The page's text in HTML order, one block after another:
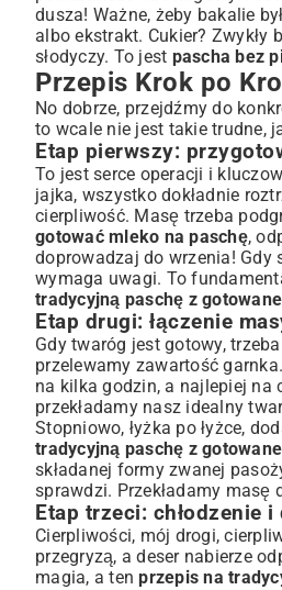
dusza! Ważne, żeby bakalie
albo ekstrakt. Cukier?
słodyczy. To jest pascha bez
Przepis Krok po
No dobrze, przejdźmy do
to wcale nie jest takie trudne,
Etap pierwszy:
To jest serce operacji i
jajka, wszystko dokładnie
cierpliwość. Masę trzeba
gotować mleko na paschę,
doprowadzaj do wrzenia! Gdy
wymaga uwagi. To
tradycyjną paschę z
Etap drugi: łączenie
Gdy twaróg jest gotowy,
przelewamy zawartość
na kilka godzin, a najlepiej na
przekładamy nasz idealny
Stopniowo, łyżka po łyżce,
tradycyjną paschę z
składanej formy zwanej
sprawdzi. Przekładamy
Etap trzeci: chłodzenie
Cierpliwości, mój drogi,
przegryzą, a deser nabierze
magia, a tenprzepis na